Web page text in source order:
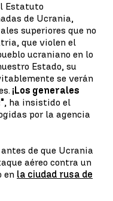
Estatuto
de Ucrania,
superiores que no
que violen el
ucraniano en lo
Estado, su
se verán
¡Los generales
, ha insistido el
por la agencia
de que Ucrania
aéreo contra un
en la ciudad rusa de